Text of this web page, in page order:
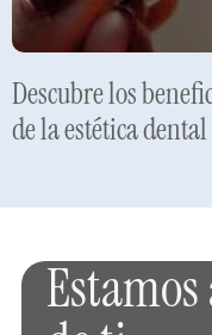
Descubre los
de la estética dental